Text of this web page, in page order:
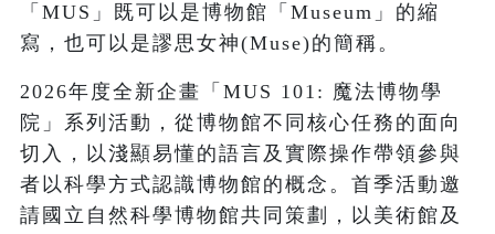
「MUS」既可以是博物館「Museum」的縮
寫，也可以是謬思女神(Muse)的簡稱。
2026年度全新企畫「MUS 101: 魔法博物學
院」系列活動，從博物館不同核心任務的面向
切入，以淺顯易懂的語言及實際操作帶領參與
者以科學方式認識博物館的概念。首季活動邀
請國立自然科學博物館共同策劃，以美術館及